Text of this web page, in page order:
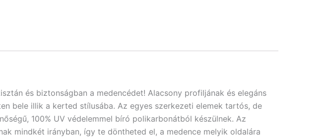
és biztonságban a medencédet! Alacsony profiljának és elegáns
bele illik a kerted stílusába. Az egyes szerkezeti elemek tartós, de
100% UV védelemmel bíró polikarbonátból készülnek. Az
mindkét irányban, így te döntheted el, a medence melyik oldalára